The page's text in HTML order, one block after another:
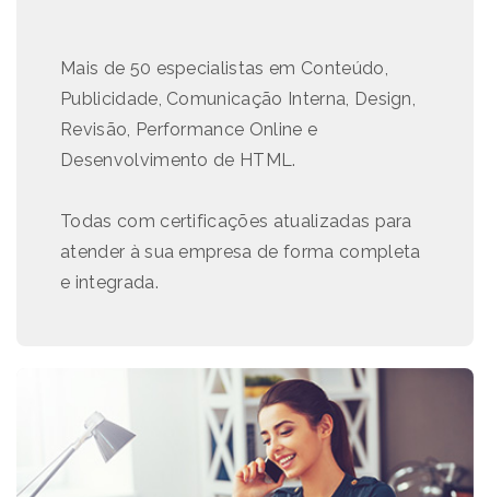
Mais de 50 especialistas em Conteúdo,
Publicidade, Comunicação Interna, Design,
Revisão, Performance Online e
Desenvolvimento de HTML.
Todas com certificações atualizadas para
atender à sua empresa de forma completa
e integrada.